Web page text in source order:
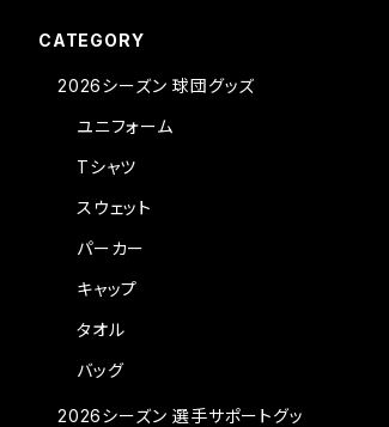
CATEGORY
2026シーズン 球団グッズ
ユニフォーム
Tシャツ
スウェット
パーカー
キャップ
タオル
バッグ
2026シーズン 選手サポートグッ